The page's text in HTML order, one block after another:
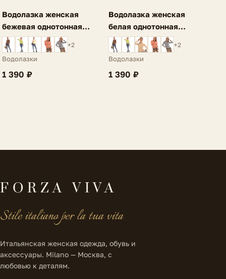
Водолазка женская
бежевая однотонная
Vinuela
+2
Водолазки
1 390 ₽
Водолазка женская
белая однотонная
Vinuela
+2
Водолазки
1 390 ₽
FORZA VIVA
Stile italiano per la tua vita
Итальянская женская одежда, обувь и
аксессуары. Milano — Москва, с
любовью к деталям.